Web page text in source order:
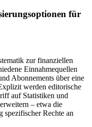
für
zur finanziellen
Einnahmequellen
Abonnements über eine
werden editorische
auf Statistiken und
– etwa die
spezifischer Rechte an